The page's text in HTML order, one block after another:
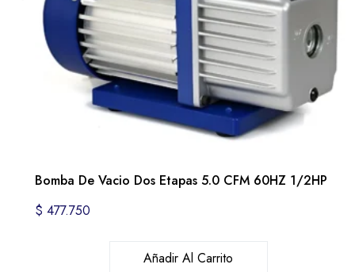
Bomba De Vacio Dos Etapas 5.0 CFM 60HZ 1/2HP
$ 477.750
Añadir Al Carrito